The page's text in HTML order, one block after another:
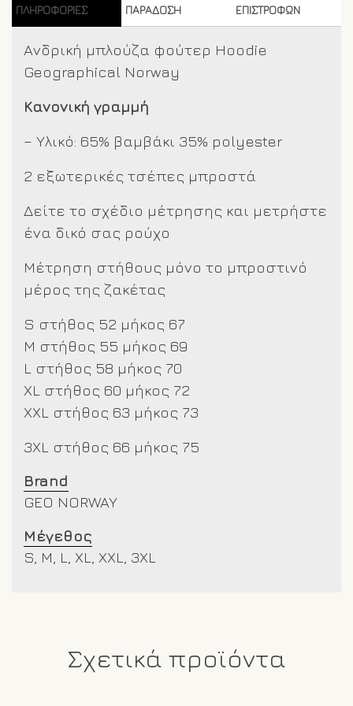
ΠΛΗΡΟΦΟΡΊΕΣ
ΠΑΡΑΔΟΣΗ
ΕΠΙΣΤΡΟΦΩΝ
Ανδρική μπλούζα φούτερ Hoodie
Geographical Norway
Κανονική γραμμή
– Υλικό: 65% βαμβάκι 35% polyester
2 εξωτερικές τσέπες μπροστά
Δείτε το σχέδιο μέτρησης και μετρήστε
ένα δικό σας ρούχο
Μέτρηση στήθους μόνο το μπροστινό
μέρος της ζακέτας
S στήθος 52 μήκος 67
M στήθος 55 μήκος 69
L στήθος 58 μήκος 70
XL στήθος 60 μήκος 72
XXL
στήθος 63 μήκος 73
3XL στήθος 66 μήκος 75
Brand
GEO NORWAY
Μέγεθος
S, M, L, XL, XXL, 3XL
Σχετικά προϊόντα